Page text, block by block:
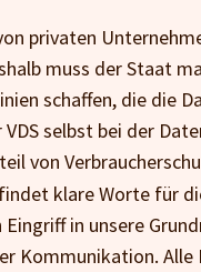
privaten
muss der Staat
schaffen, die die
selbst bei der
von
klare Worte für
in unsere
Kommunikation. Alle